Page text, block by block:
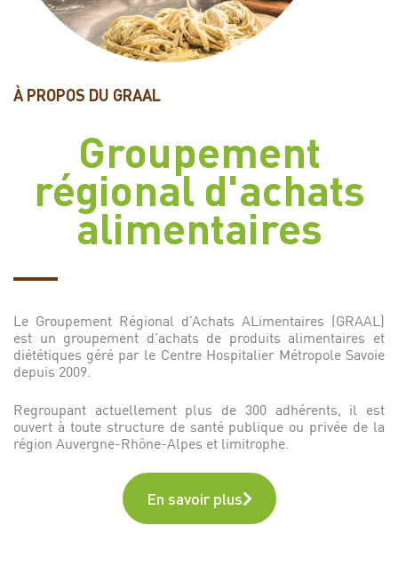
À PROPOS DU GRAAL
Groupement
régional d'achats
alimentaires
Le Groupement Régional d’Achats ALimentaires (GRAAL)
est un groupement d’achats de produits alimentaires et
diététiques géré par le Centre Hospitalier Métropole Savoie
depuis 2009.
Regroupant actuellement plus de 300 adhérents, il est
ouvert à toute structure de santé publique ou privée de la
région Auvergne-Rhône-Alpes et limitrophe.
En savoir plus